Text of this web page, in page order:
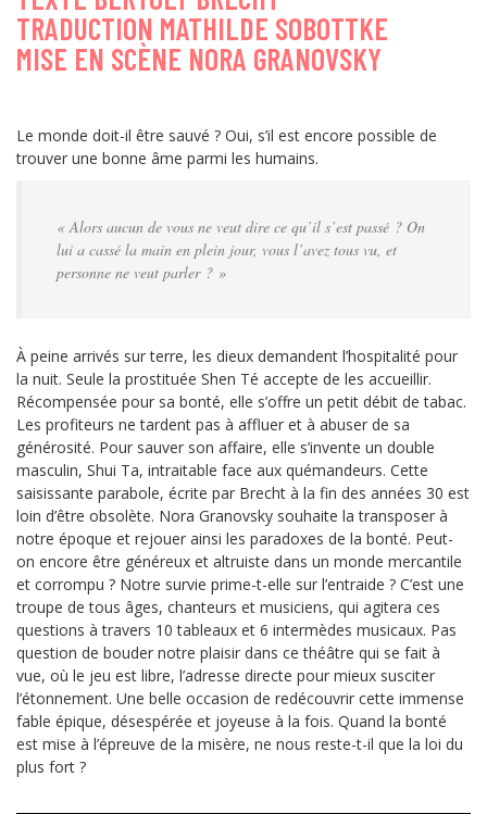
TRADUCTION MATHILDE SOBOTTKE
MISE EN SCÈNE NORA GRANOVSKY
Le monde doit-il être sauvé ? Oui, s’il est encore possible de
trouver une bonne âme parmi les humains.
« Alors aucun de vous ne veut dire ce qu’il s’est passé ? On
lui a cassé la main en plein jour, vous l’avez tous vu, et
personne ne veut parler ? »
À peine arrivés sur terre, les dieux demandent l’hospitalité pour
la nuit. Seule la prostituée Shen Té accepte de les accueillir.
Récompensée pour sa bonté, elle s’offre un petit débit de tabac.
Les profiteurs ne tardent pas à affluer et à abuser de sa
générosité. Pour sauver son affaire, elle s’invente un double
masculin, Shui Ta, intraitable face aux quémandeurs. Cette
saisissante parabole, écrite par Brecht à la fin des années 30 est
loin d’être obsolète. Nora Granovsky souhaite la transposer à
notre époque et rejouer ainsi les paradoxes de la bonté. Peut-
on encore être généreux et altruiste dans un monde mercantile
et corrompu ? Notre survie prime-t-elle sur l’entraide ? C’est une
troupe de tous âges, chanteurs et musiciens, qui agitera ces
questions à travers 10 tableaux et 6 intermèdes musicaux. Pas
question de bouder notre plaisir dans ce théâtre qui se fait à
vue, où le jeu est libre, l’adresse directe pour mieux susciter
l’étonnement. Une belle occasion de redécouvrir cette immense
fable épique, désespérée et joyeuse à la fois. Quand la bonté
est mise à l’épreuve de la misère, ne nous reste-t-il que la loi du
plus fort ?